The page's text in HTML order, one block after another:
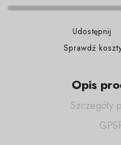
Udostępnij
Sprawdź
Opis
Szczegóły